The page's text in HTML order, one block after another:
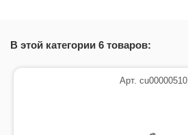
В этой категории 6 товаров:
Арт. cu00000510